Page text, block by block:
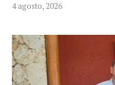
4 agosto, 2026